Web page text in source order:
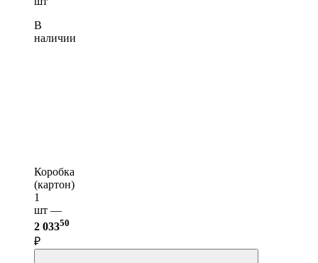
В
наличии
Коробка
(картон)
1
шт —
2 03350
₽